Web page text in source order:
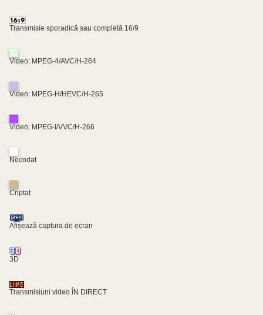
Transmisie sporadică sau completă 16/9
Video: MPEG-4/AVC/H-264
Video: MPEG-H/HEVC/H-265
Video: MPEG-I/VVC/H-266
Necodat
Criptat
Afișează captura de ecran
3D
Transmisiuni video ÎN DIRECT